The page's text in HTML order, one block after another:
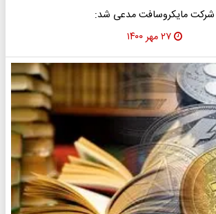
شرکت مایکروسافت مدعی شد:
۲۷ مهر ۱۴۰۰